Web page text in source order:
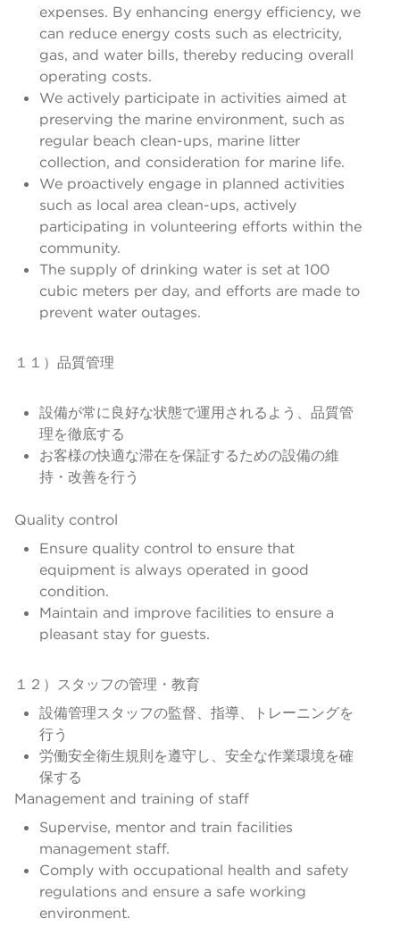
expenses. By enhancing energy efficiency, we
can reduce energy costs such as electricity,
gas, and water bills, thereby reducing overall
operating costs.
We actively participate in activities aimed at
preserving the marine environment, such as
regular beach clean-ups, marine litter
collection, and consideration for marine life.
We proactively engage in planned activities
such as local area clean-ups, actively
participating in volunteering efforts within the
community.
The supply of drinking water is set at 100
cubic meters per day, and efforts are made to
prevent water outages.
１１）品質管理
設備が常に良好な状態で運用されるよう、品質管
理を徹底する
お客様の快適な滞在を保証するための設備の維
持・改善を行う
Quality control
Ensure quality control to ensure that
equipment is always operated in good
condition.
Maintain and improve facilities to ensure a
pleasant stay for guests.
１２）スタッフの管理・教育
設備管理スタッフの監督、指導、トレーニングを
行う
労働安全衛生規則を遵守し、安全な作業環境を確
保する
Management and training of staff
Supervise, mentor and train facilities
management staff.
Comply with occupational health and safety
regulations and ensure a safe working
environment.